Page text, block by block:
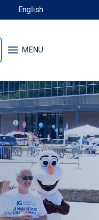
English
MENU